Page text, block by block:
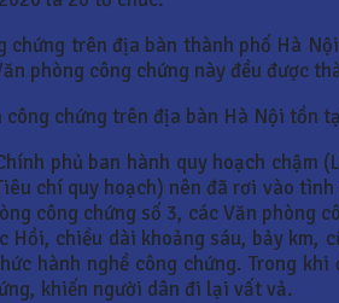
chứng trên địa bàn thành phố Hà
phòng công chứng này đều được
chứng trên địa bàn Hà Nội tồn
phủ ban hành quy hoạch chậm
chí quy hoạch) nên đã rơi vào
công chứng số 3, các Văn
Hồi, chiều dài khoảng sáu, bảy
hành nghề công chứng. Trong
khiến người dân đi lại vất vả.